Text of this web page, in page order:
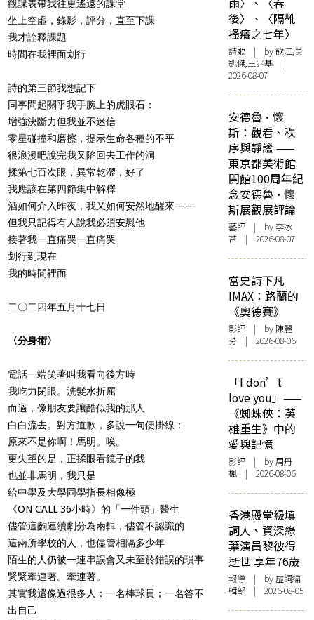
觀課表帶我往更遙遠的課堂
坐上空虛，錄影，評分，直至下課
我才詮釋課題
時間在我裡面划行
詩的第三節我想記下
同事問起關乎我手腕上的虎眼石：
增強決斷力但我並不迷信
零星碰撞和磨擦，提示生命各種的不平
很浪漫吧說完我又陷回去工作的洞
揉第七百次眼，異常乾澀，好了
我應該在第四節集中解釋
酒如何介入昨夜，我又如何安然地醒來——
但我只記得有人說我必須安慰他
接著我一直痛哭一直痛哭
划行到現在
我的時間裡面
二〇二四年五月十七日
〈分身術〉
電話一端笑著叫我看向後方時
我吃力閉眼。洗髮水折屈
而過，像朋友要讓酷似我的那人
白白流去。對方道歉，多說一句便掛線：
原來不是你啊！馬明。唉。
更失望的是，正揉眼看鏡子的我
也並非馬明，我只是
給中學及大學同學指長相像極
《ON CALL 36小時》的「一件頭」醫生
儘管這齣連續劇分為兩輯，儘管不認識的
這兩所學校的人，也儘管相隔多少年
陌生的人仍被一連串誤會又未至於錯誤的瑣事
緊緊牽連著。牽連著。
其實我還像過很多人：一名棒球員；一名答不
出自己
雨〉、〈春
後〉、〈隔靴
搔癢之七年〉
詩歌 | by 飲江,莫
凱傑,王兆基 |
2026-08-07
安德魯·懷
斯：觀看、秩
序與靜謐 ——
東京都美術館
開館100周年紀
念安德魯·懷
斯展觀展評論
藝評 | by 李冰
苔 | 2026-08-07
當史詩下凡
IMAX：路蘭的
《奧德賽》
影評 | by 陳麗
芬 | 2026-08-06
「I don’t
love you」——
《蜘蛛俠：英
雄重生》中的
愛與記憶
影評 | by周丹
楓 | 2026-08-06
香港殿堂級填
詞人、資深綠
葉演員黎彼得
逝世 享年76歲
報導 | by 虛詞編
輯部 | 2026-08-05